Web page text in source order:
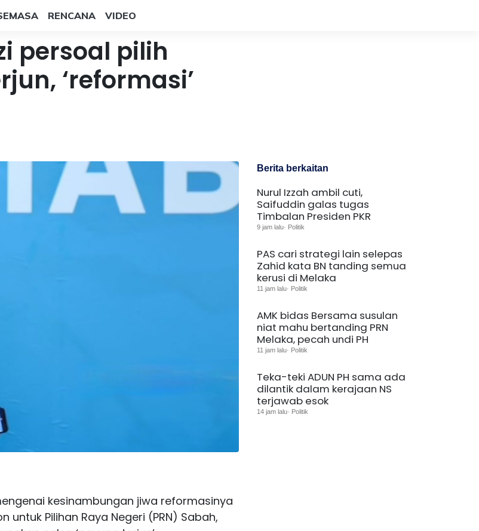
RENCANA VIDEO
persoal pilih
‘reformasi’
kesinambungan jiwa reformasinya
Pilihan Raya Negeri (PRN) Sabah,
Berita berkaitan
Nurul Izzah ambil cuti,
Saifuddin galas tugas
Timbalan Presiden PKR
9 jam lalu· Politik
PAS cari strategi lain selepas
Zahid kata BN tanding semua
kerusi di Melaka
11 jam lalu· Politik
AMK bidas Bersama susulan
niat mahu bertanding PRN
Melaka, pecah undi PH
11 jam lalu· Politik
Teka-teki ADUN PH sama ada
dilantik dalam kerajaan NS
terjawab esok
14 jam lalu· Politik